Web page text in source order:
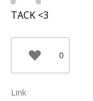
TACK <3
0
Link